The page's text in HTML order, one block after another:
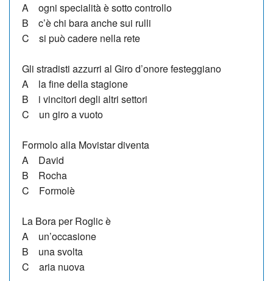
ALBI D'ORO
NEWSLETTER
A ogni specialità è sotto controllo
B c’è chi bara anche sui rulli
C si può cadere nella rete
Gli stradisti azzurri al Giro d’onore festeggiano
A la fine della stagione
B i vincitori degli altri settori
C un giro a vuoto
Formolo alla Movistar diventa
A David
B Rocha
C Formolè
La Bora per Roglic è
A un’occasione
B una svolta
C aria nuova